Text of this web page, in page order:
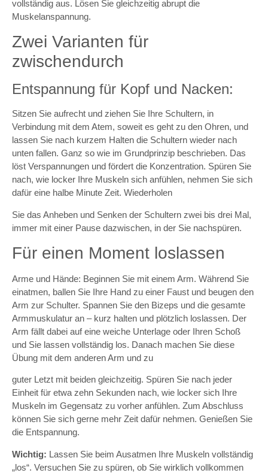
vollständig aus. Lösen Sie gleichzeitig abrupt die
Muskelanspannung.
Zwei Varianten für
zwischendurch
Entspannung für Kopf und Nacken:
Sitzen Sie aufrecht und ziehen Sie Ihre Schultern, in
Verbindung mit dem Atem, soweit es geht zu den Ohren, und
lassen Sie nach kurzem Halten die Schultern wieder nach
unten fallen. Ganz so wie im Grundprinzip beschrieben. Das
löst Verspannungen und fördert die Konzentration. Spüren Sie
nach, wie locker Ihre Muskeln sich anfühlen, nehmen Sie sich
dafür eine halbe Minute Zeit. Wiederholen
Sie das Anheben und Senken der Schultern zwei bis drei Mal,
immer mit einer Pause dazwischen, in der Sie nachspüren.
Für einen Moment loslassen
Arme und Hände: Beginnen Sie mit einem Arm. Während Sie
einatmen, ballen Sie Ihre Hand zu einer Faust und beugen den
Arm zur Schulter. Spannen Sie den Bizeps und die gesamte
Armmuskulatur an – kurz halten und plötzlich loslassen. Der
Arm fällt dabei auf eine weiche Unterlage oder Ihren Schoß
und Sie lassen vollständig los. Danach machen Sie diese
Übung mit dem anderen Arm und zu
guter Letzt mit beiden gleichzeitig. Spüren Sie nach jeder
Einheit für etwa zehn Sekunden nach, wie locker sich Ihre
Muskeln im Gegensatz zu vorher anfühlen. Zum Abschluss
können Sie sich gerne mehr Zeit dafür nehmen. Genießen Sie
die Entspannung.
Wichtig: Lassen Sie beim Ausatmen Ihre Muskeln vollständig
„los“. Versuchen Sie zu spüren, ob Sie wirklich vollkommen